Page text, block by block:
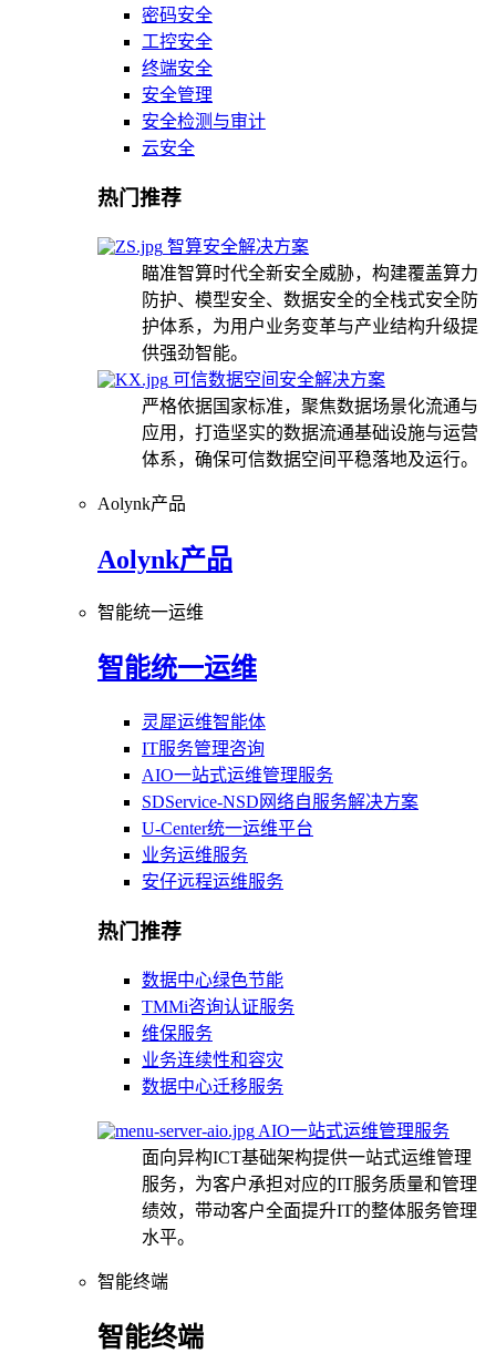
密码安全
工控安全
终端安全
安全管理
安全检测与审计
云安全
热门推荐
智算安全解决方案
瞄准智算时代全新安全威胁，构建覆盖算力
防护、模型安全、数据安全的全栈式安全防
护体系，为用户业务变革与产业结构升级提
供强劲智能。
可信数据空间安全解决方案
严格依据国家标准，聚焦数据场景化流通与
应用，打造坚实的数据流通基础设施与运营
体系，确保可信数据空间平稳落地及运行。
Aolynk产品
Aolynk产品
智能统一运维
智能统一运维
灵犀运维智能体
IT服务管理咨询
AIO一站式运维管理服务
SDService-NSD网络自服务解决方案
U-Center统一运维平台
业务运维服务
安仔远程运维服务
热门推荐
数据中心绿色节能
TMMi咨询认证服务
维保服务
业务连续性和容灾
数据中心迁移服务
AIO一站式运维管理服务
面向异构ICT基础架构提供一站式运维管理
服务，为客户承担对应的IT服务质量和管理
绩效，带动客户全面提升IT的整体服务管理
水平。
智能终端
智能终端